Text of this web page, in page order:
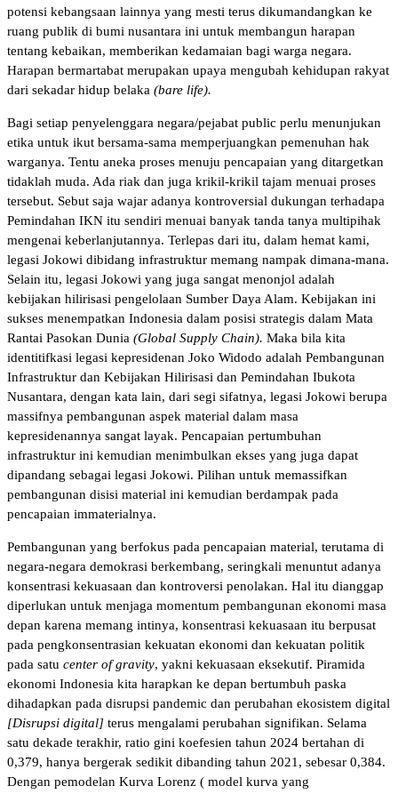
potensi kebangsaan lainnya yang mesti terus dikumandangkan ke
ruang publik di bumi nusantara ini untuk membangun harapan
tentang kebaikan, memberikan kedamaian bagi warga negara.
Harapan bermartabat merupakan upaya mengubah kehidupan rakyat
dari sekadar hidup belaka (bare life).
Bagi setiap penyelenggara negara/pejabat public perlu menunjukan
etika untuk ikut bersama-sama memperjuangkan pemenuhan hak
warganya. Tentu aneka proses menuju pencapaian yang ditargetkan
tidaklah muda. Ada riak dan juga krikil-krikil tajam menuai proses
tersebut. Sebut saja wajar adanya kontroversial dukungan terhadapa
Pemindahan IKN itu sendiri menuai banyak tanda tanya multipihak
mengenai keberlanjutannya. Terlepas dari itu, dalam hemat kami,
legasi Jokowi dibidang infrastruktur memang nampak dimana-mana.
Selain itu, legasi Jokowi yang juga sangat menonjol adalah
kebijakan hilirisasi pengelolaan Sumber Daya Alam. Kebijakan ini
sukses menempatkan Indonesia dalam posisi strategis dalam Mata
Rantai Pasokan Dunia (Global Supply Chain). Maka bila kita
identitifkasi legasi kepresidenan Joko Widodo adalah Pembangunan
Infrastruktur dan Kebijakan Hilirisasi dan Pemindahan Ibukota
Nusantara, dengan kata lain, dari segi sifatnya, legasi Jokowi berupa
massifnya pembangunan aspek material dalam masa
kepresidenannya sangat layak. Pencapaian pertumbuhan
infrastruktur ini kemudian menimbulkan ekses yang juga dapat
dipandang sebagai legasi Jokowi. Pilihan untuk memassifkan
pembangunan disisi material ini kemudian berdampak pada
pencapaian immaterialnya.
Pembangunan yang berfokus pada pencapaian material, terutama di
negara-negara demokrasi berkembang, seringkali menuntut adanya
konsentrasi kekuasaan dan kontroversi penolakan. Hal itu dianggap
diperlukan untuk menjaga momentum pembangunan ekonomi masa
depan karena memang intinya, konsentrasi kekuasaan itu berpusat
pada pengkonsentrasian kekuatan ekonomi dan kekuatan politik
pada satu center of gravity, yakni kekuasaan eksekutif. Piramida
ekonomi Indonesia kita harapkan ke depan bertumbuh paska
dihadapkan pada disrupsi pandemic dan perubahan ekosistem digital
[Disrupsi digital] terus mengalami perubahan signifikan. Selama
satu dekade terakhir, ratio gini koefesien tahun 2024 bertahan di
0,379, hanya bergerak sedikit dibanding tahun 2021, sebesar 0,384.
Dengan pemodelan Kurva Lorenz ( model kurva yang